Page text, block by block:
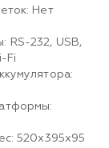
Нет
RS-232, USB,
Fi
520х395х95